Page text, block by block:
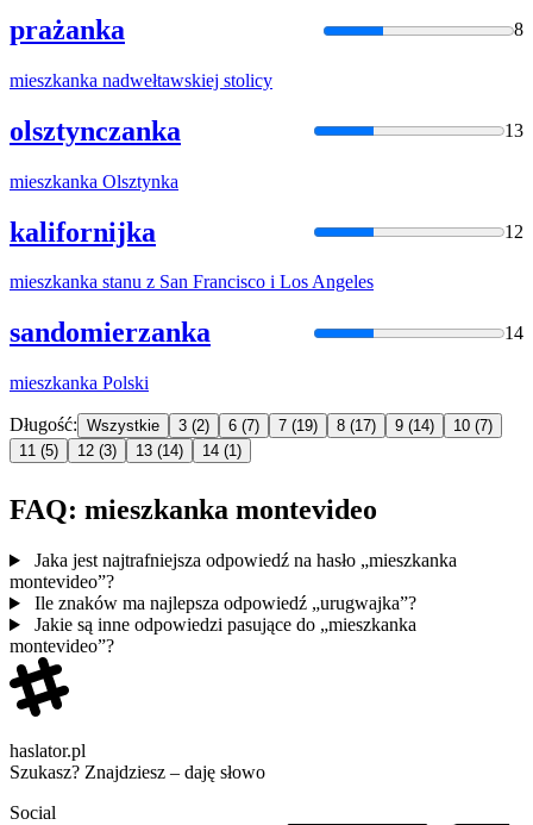
prażanka 8
mieszkanka nadwełtawskiej stolicy
olsztynczanka 13
mieszkanka Olsztynka
kalifornijka 12
mieszkanka stanu z San Francisco i Los Angeles
sandomierzanka 14
mieszkanka Polski
Długość: Wszystkie 3 (2) 6 (7) 7 (19) 8 (17) 9 (14) 10 (7)
11 (5) 12 (3) 13 (14) 14 (1)
FAQ: mieszkanka montevideo
Jaka jest najtrafniejsza odpowiedź na hasło „mieszkanka
montevideo”?
Ile znaków ma najlepsza odpowiedź „urugwajka”?
Jakie są inne odpowiedzi pasujące do „mieszkanka
montevideo”?
haslator.pl
Szukasz? Znajdziesz – daję słowo
Social